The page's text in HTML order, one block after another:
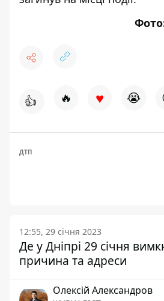
👍 🔥 ♥ 😭
ДТП
12:55, 29 січня 2023
Де у Дніпрі 29 січня
причина та адреси
Олексій Александров